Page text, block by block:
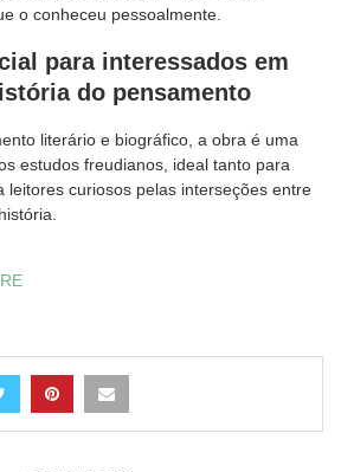
o conheceu pessoalmente.
para interessados em
do pensamento
literário e biográfico, a obra é uma
estudos freudianos, ideal tanto para
leitores curiosos pelas interseções entre